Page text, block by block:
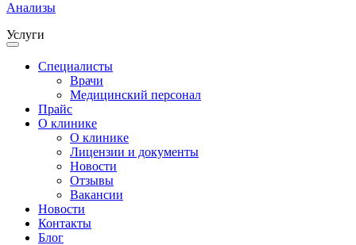
Анализы
Услуги
Специалисты
Врачи
Медицинский персонал
Прайс
О клинике
О клинике
Лицензии и документы
Новости
Отзывы
Вакансии
Новости
Контакты
Блог